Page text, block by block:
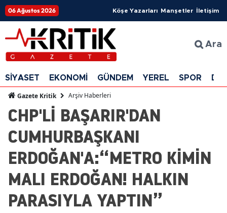
06 Ağustos 2026 Köşe Yazarları Manşetler İletişim
Ara
SİYASET EKONOMİ GÜNDEM YEREL SPOR
Gazete Kritik Arşiv Haberleri
CHP'Lİ BAŞARIR'DAN
CUMHURBAŞKANI
ERDOĞAN'A:“METRO KİMİN
MALI ERDOĞAN! HALKIN
PARASIYLA YAPTIN”